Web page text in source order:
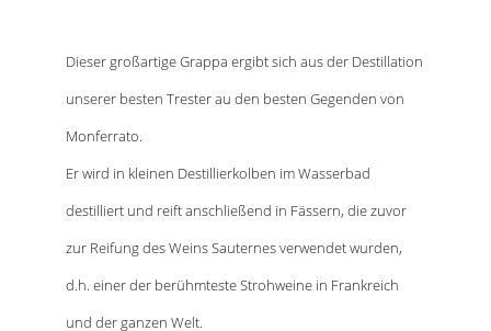
Dieser großartige Grappa ergibt sich aus der Destillation
unserer besten Trester au den besten Gegenden von
Monferrato.
Er wird in kleinen Destillierkolben im Wasserbad
destilliert und reift anschließend in Fässern, die zuvor
zur Reifung des Weins Sauternes verwendet wurden,
d.h. einer der berühmteste Strohweine in Frankreich
und der ganzen Welt.